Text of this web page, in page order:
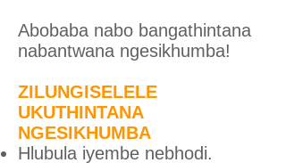
Abobaba nabo bangathintana
nabantwana ngesikhumba!
ZILUNGISELELE
UKUTHINTANA
NGESIKHUMBA
Hlubula iyembe nebhodi.